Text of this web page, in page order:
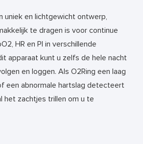
uniek en lichtgewicht ontwerp,
te dragen is voor continue
HR en PI in verschillende
apparaat kunt u zelfs de hele nacht
en loggen. Als O2Ring een laag
een abnormale hartslag detecteert
het zachtjes trillen om u te